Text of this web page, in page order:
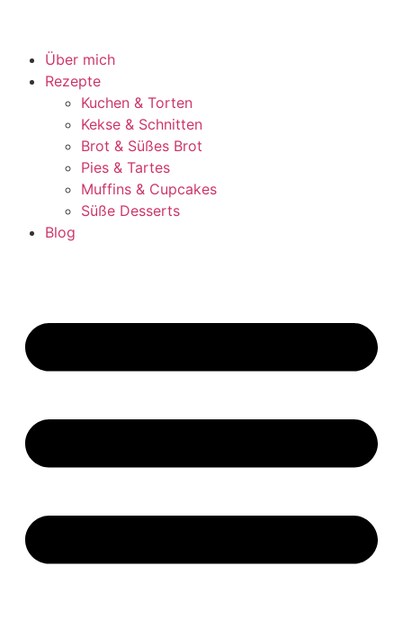
Über mich
Rezepte
Kuchen & Torten
Kekse & Schnitten
Brot & Süßes Brot
Pies & Tartes
Muffins & Cupcakes
Süße Desserts
Blog